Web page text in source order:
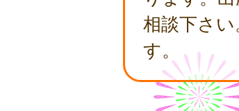
相談下さ
す。